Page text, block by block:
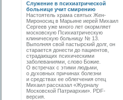
Служение в психиатрической
больнице учит смирению
Настоятель храма святых Жен-
Мироносиц в Марьине иерей Михаил
Сергеев уже много лет окормляет
московскую Психиатрическую
клиническую больницу № 13.
Выполняя свой пастырский долг, он
старается донести до пациентов,
страдающих психическими
заболеваниями, слово Божие.
О встречах с этими людьми,
о духовных причинах болезни
и средствах ее облегчения отец
Михаил рассказал «Журналу
Московской Патриархии». PDF-
версия.